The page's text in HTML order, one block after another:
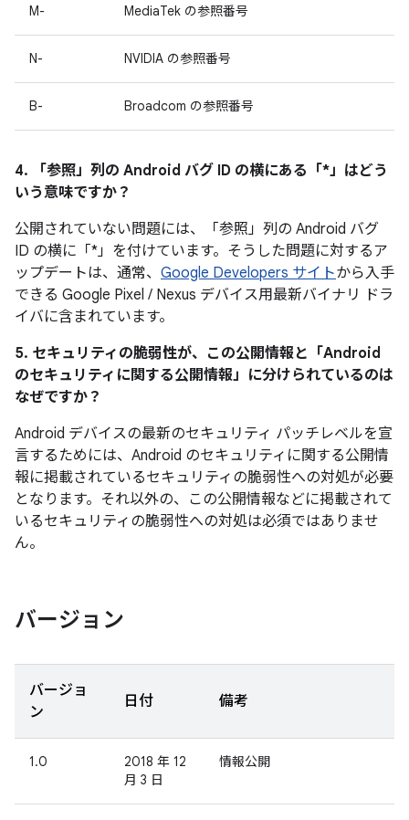
M- MediaTek の参照番号
N- NVIDIA の参照番号
B- Broadcom の参照番号
4. 「参照」 列の Android バグ ID の横にある「*」はどう
いう意味ですか？
公開されていない問題には、「参照」列の Android バグ
ID の横に「*」を付けています。そうした問題に対するア
ップデートは、通常、 Google Developers サイトから入手
できる Google Pixel / Nexus デバイス用最新バイナリ ドラ
イバに含まれています。
5. セキュリティの脆弱性が、この公開情報と「Android
のセキュリティに関する公開情報」に分けられているのは
なぜですか？
Android デバイスの最新のセキュリティ パッチレベルを宣
言するためには、Android のセキュリティに関する公開情
報に掲載されているセキュリティの脆弱性への対処が必要
となります。それ以外の、この公開情報などに掲載されて
いるセキュリティの脆弱性への対処は必須ではありませ
ん。
バージョン
バージョ
ン
日付 備考
1.0
2018 年 12
月 3 日
情報公開